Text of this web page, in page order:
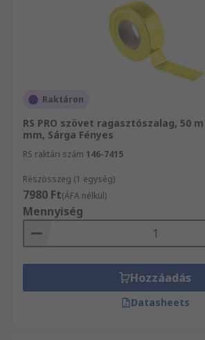
Raktáron
RS PRO szövet ragasztószalag, 50
mm, Sárga Fényes
RS raktári szám 146-7415
Részösszeg (1 egység)
7980 Ft(ÁFA nélkül)
Mennyiség
Hozzáadás
Datasheets